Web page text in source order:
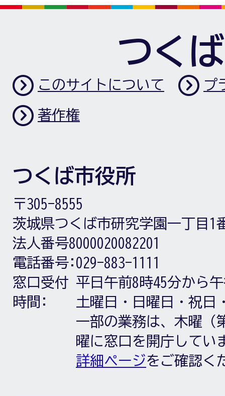
つく
このサイトについて プ
著作権
つくば市役所
〒305-8555
茨城県つくば市研究学園一丁目1
法人番号8000020082201
電話番号: 029-883-1111
窓口受付
時間:
平日午前8時45分から
土曜日・日曜日・祝日
一部の業務は、木曜（
曜に窓口を開庁してい
詳細ページをご確認く